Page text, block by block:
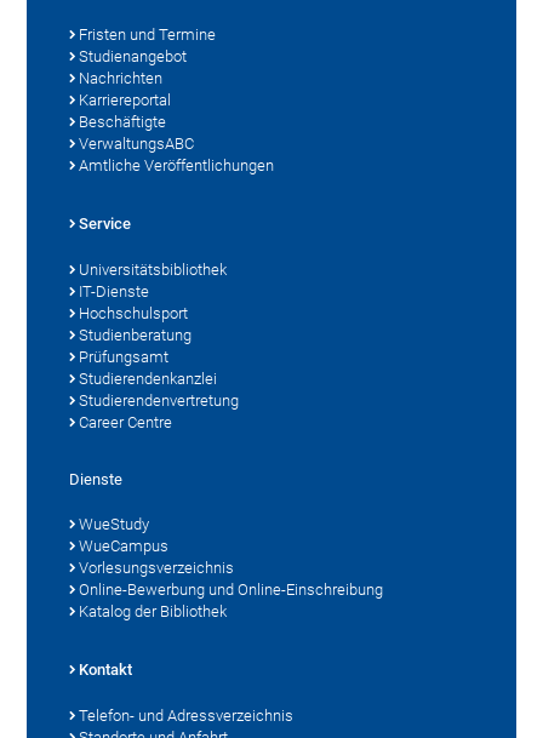
Fristen und Termine
Studienangebot
Nachrichten
Karriereportal
Beschäftigte
VerwaltungsABC
Amtliche Veröffentlichungen
Service
Universitätsbibliothek
IT-Dienste
Hochschulsport
Studienberatung
Prüfungsamt
Studierendenkanzlei
Studierendenvertretung
Career Centre
Dienste
WueStudy
WueCampus
Vorlesungsverzeichnis
Online-Bewerbung und Online-Einschreibung
Katalog der Bibliothek
Kontakt
Telefon- und Adressverzeichnis